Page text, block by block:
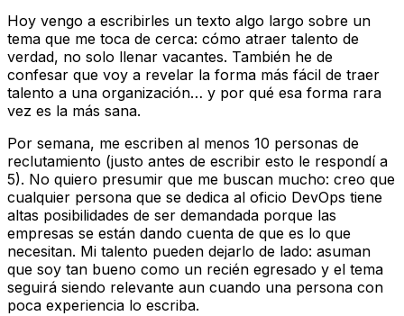
Hoy vengo a escribirles un texto algo largo sobre un
tema que me toca de cerca: cómo atraer talento de
verdad, no solo llenar vacantes. También he de
confesar que voy a revelar la forma más fácil de traer
talento a una organización… y por qué esa forma rara
vez es la más sana.
Por semana, me escriben al menos 10 personas de
reclutamiento (justo antes de escribir esto le respondí a
5). No quiero presumir que me buscan mucho: creo que
cualquier persona que se dedica al oficio DevOps tiene
altas posibilidades de ser demandada porque las
empresas se están dando cuenta de que es lo que
necesitan. Mi talento pueden dejarlo de lado: asuman
que soy tan bueno como un recién egresado y el tema
seguirá siendo relevante aun cuando una persona con
poca experiencia lo escriba.